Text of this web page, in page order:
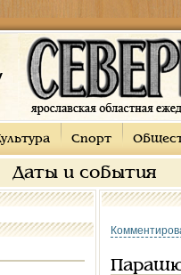
Спорт
Даты и события